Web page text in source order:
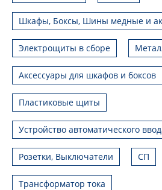
Шкафы, Боксы, Шины медные и
Электрощиты в сборе
Аксессуары для шкафов и боксов
Пластиковые щиты
Устройство автоматического
Розетки, Выключатели СП
Трансформатор тока